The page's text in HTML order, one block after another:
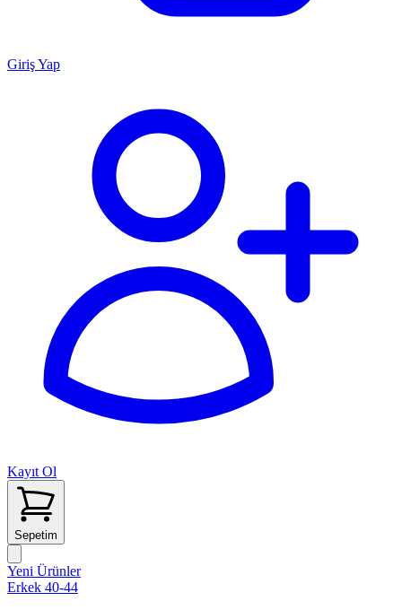
Giriş Yap
Kayıt Ol
Sepetim
Yeni Ürünler
Erkek 40-44